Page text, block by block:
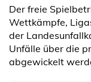
Der freie
Wettkämpfe,
der
Unfälle über die
abgewickelt